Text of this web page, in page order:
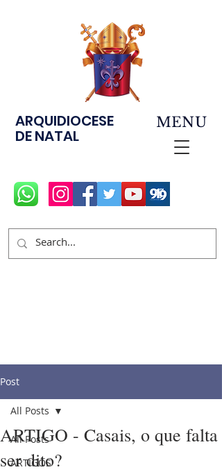
ARQUIDIOCESE
DE NATAL
MENU
Post
All Posts
ARTIGOS
All Posts
ARTIGO - Casais, o que falta
ser dito?